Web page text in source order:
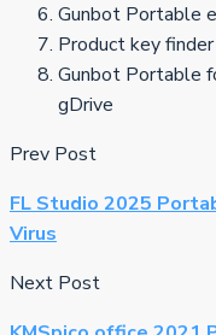
Gunbot Portable
Product key
Gunbot Portable
gDrive
Prev Post
FL Studio 2025
Virus
Next Post